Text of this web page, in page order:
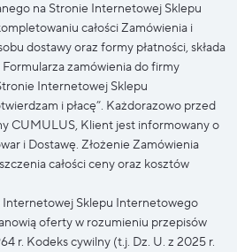
na Stronie Internetowej Sklepu
całości Zamówienia i
dostawy oraz formy płatności, składa
zamówienia do firmy
Internetowej Sklepu
i płacę”. Każdorazowo przed
CUMULUS, Klient jest informowany o
i Dostawę. Złożenie Zamówienia
całości ceny oraz kosztów
Sklepu Internetowego
oferty w rozumieniu przepisów
r. Kodeks cywilny (t.j. Dz. U. z 2025 r.